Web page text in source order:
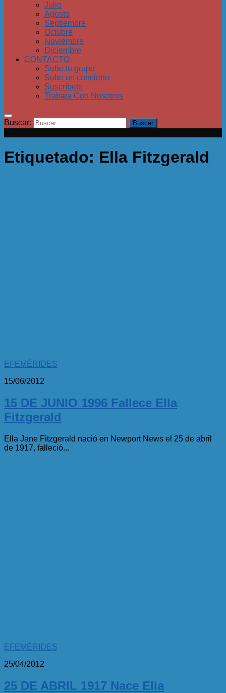
Julio
Agosto
Septiembre
Octubre
Noviembre
Diciembre
CONTACTO
Sube tu grupo
Sube un concierto
Suscríbete
Trabaja Con Nosotros
Buscar:
Etiquetado: Ella Fitzgerald
EFEMÉRIDES
15/06/2012
15 DE JUNIO 1996 Fallece Ella
Fitzgerald
Ella Jane Fitzgerald nació en Newport News el 25 de abril
de 1917, falleció...
EFEMÉRIDES
25/04/2012
25 DE ABRIL 1917 Nace Ella